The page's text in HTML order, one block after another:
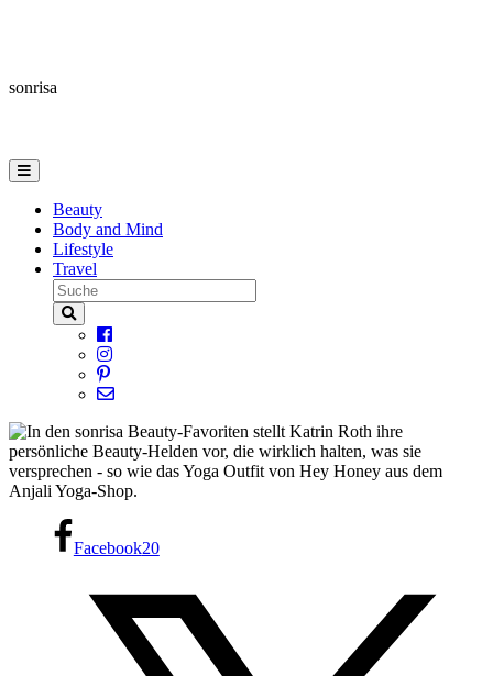
sonrisa
Beauty
Body and Mind
Lifestyle
Travel
Facebook20